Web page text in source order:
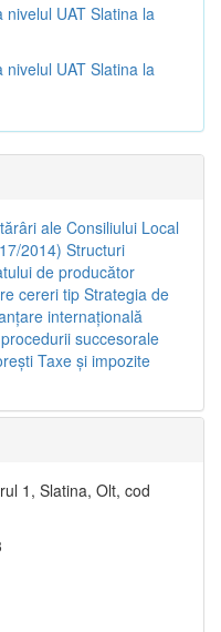
UAT Slatina la
UAT Slatina la
ale Consiliului Local
2014) Structuri
de producător
cereri tipStrategia de
internaţională
succesorale
Taxe şi impozite
1, Slatina, Olt, cod